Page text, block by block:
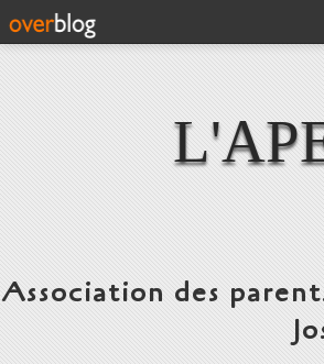
Association des